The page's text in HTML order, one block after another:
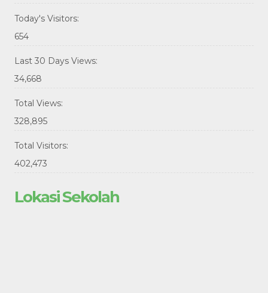
Today's Visitors:
654
Last 30 Days Views:
34,668
Total Views:
328,895
Total Visitors:
402,473
Lokasi Sekolah